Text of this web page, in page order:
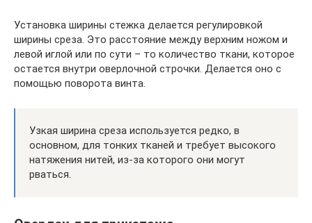
Установка ширины стежка делается регулировкой
ширины среза. Это расстояние между верхним ножом и
левой иглой или по сути – то количество ткани, которое
остается внутри оверлочной строчки. Делается оно с
помощью поворота винта.
Узкая ширина среза используется редко, в
основном, для тонких тканей и требует высокого
натяжения нитей, из-за которого они могут
рваться.